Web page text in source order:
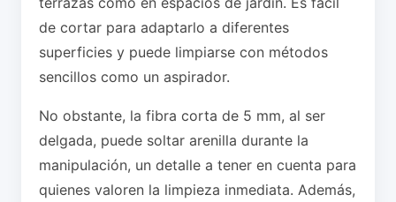
de cortar para adaptarlo a diferentes
superficies y puede limpiarse con métodos
sencillos como un aspirador.
No obstante, la fibra corta de 5 mm, al ser
delgada, puede soltar arenilla durante la
manipulación, un detalle a tener en cuenta para
quienes valoren la limpieza inmediata. Además,